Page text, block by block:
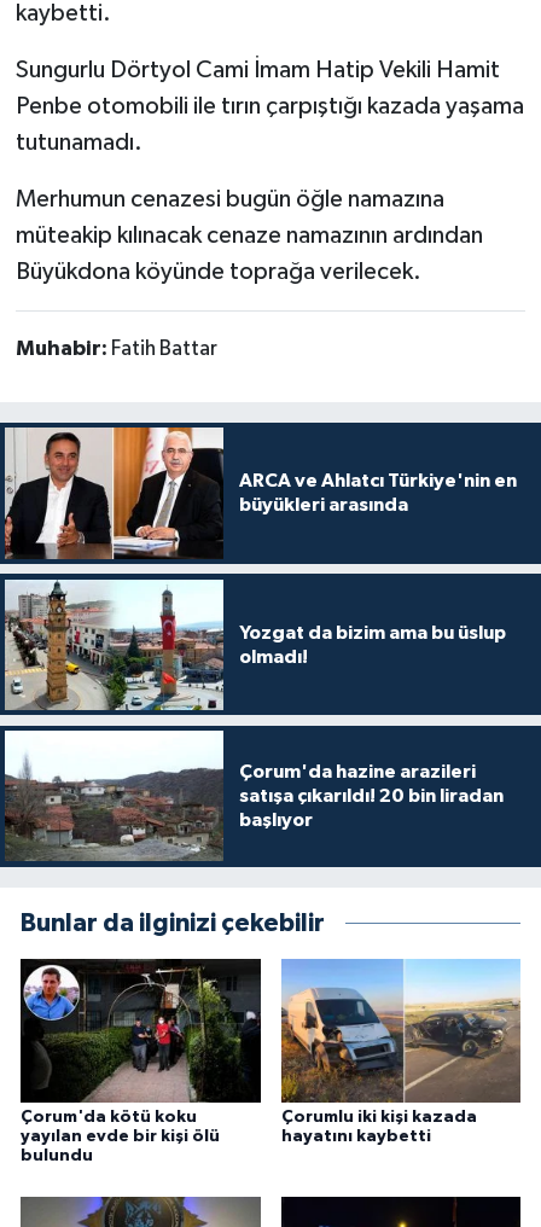
kaybetti.
Sungurlu Dörtyol Cami İmam Hatip Vekili Hamit
Penbe otomobili ile tırın çarpıştığı kazada yaşama
tutunamadı.
Merhumun cenazesi bugün öğle namazına
müteakip kılınacak cenaze namazının ardından
Büyükdona köyünde toprağa verilecek.
Muhabir: Fatih Battar
ARCA ve Ahlatcı Türkiye'nin en
büyükleri arasında
Yozgat da bizim ama bu üslup
olmadı!
Çorum'da hazine arazileri
satışa çıkarıldı! 20 bin liradan
başlıyor
Bunlar da ilginizi çekebilir
Çorum'da kötü koku
yayılan evde bir kişi ölü
bulundu
Çorumlu iki kişi kazada
hayatını kaybetti